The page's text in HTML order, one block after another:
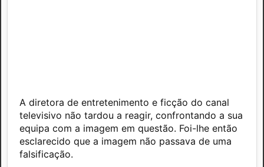
A diretora de entretenimento e ficção do canal
televisivo não tardou a reagir, confrontando a sua
equipa com a imagem em questão. Foi-lhe então
esclarecido que a imagem não passava de uma
falsificação.